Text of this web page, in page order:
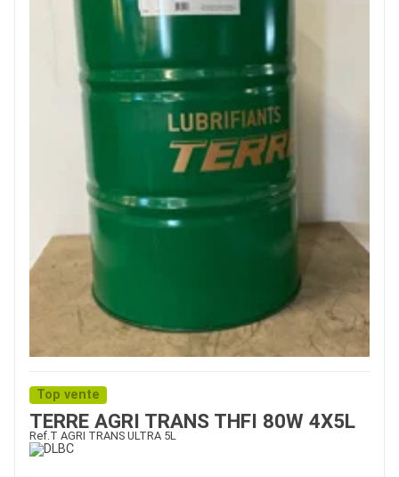
Top vente
TERRE AGRI TRANS THFI 80W 4X5L
Ref.T AGRI TRANS ULTRA 5L